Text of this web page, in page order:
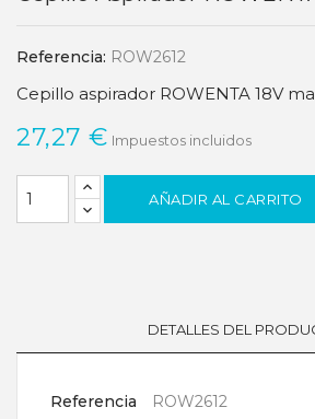
Referencia: ROW2612
Cepillo aspirador ROWENTA 18V
27,27 € Impuestos incluidos
AÑADIR AL CARRITO
DETALLES DEL
Referencia ROW2612